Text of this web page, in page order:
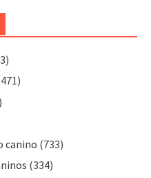
canino (733)
(334)